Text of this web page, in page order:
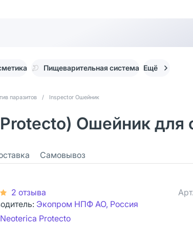
Пищеварительная система Ещё
паразитов / Inspector Ошейник
Ошейник для
Самовывоз
2 отзыва Арт.
Экопром НПФ АО, Россия
Neoterica Protecto